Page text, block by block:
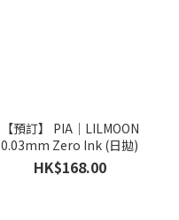
【預訂】 PIA｜LILMOON
0.03mm Zero Ink (日拋)
HK$168.00